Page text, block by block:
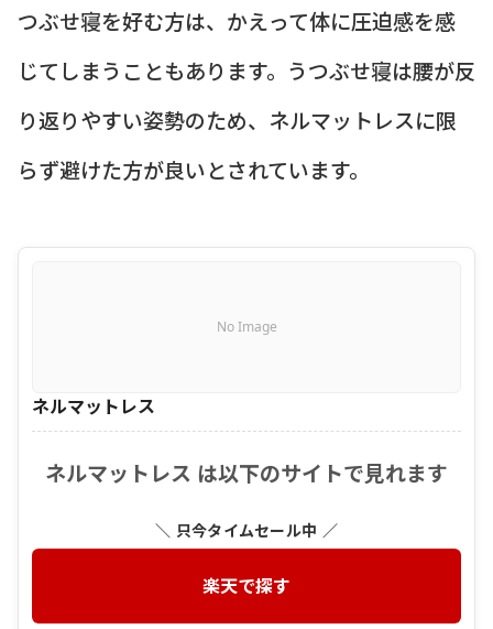
つぶせ寝を好む方は、かえって体に圧迫感を感
じてしまうこともあります。うつぶせ寝は腰が反
り返りやすい姿勢のため、ネルマットレスに限
らず避けた方が良いとされています。
No Image
ネルマットレス
ネルマットレス は以下のサイトで見れます
＼ 只今タイムセール中 ／
楽天で探す